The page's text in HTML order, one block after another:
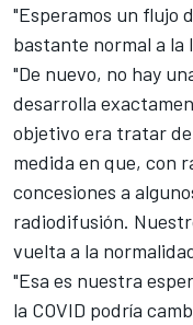
"Esperamos un flujo
bastante normal a la
"De nuevo, no hay
desarrolla
objetivo era tratar
medida en que, con
concesiones a
radiodifusión.
vuelta a la
"Esa es nuestra
la COVID podría